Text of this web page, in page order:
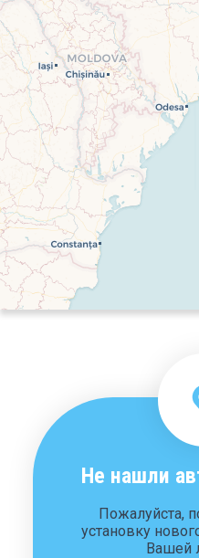
Не нашли
Пожалуйста,
установку
Вашей